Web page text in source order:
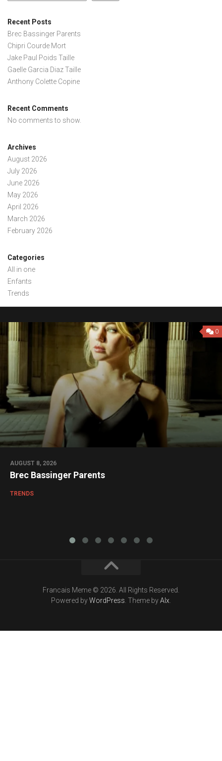
Recent Posts
Brec Bassinger Parents
Chipri Courde Mort
Jake Paul Poids Taille
Gaelle Garcia Diaz Taille
Anthony Colette Copine
Recent Comments
No comments to show.
Archives
August 2026
July 2026
June 2026
May 2026
April 2026
March 2026
February 2026
Categories
All in one
Enfants
Trends
0
AUGUST 8, 2026
Brec Bassinger Parents
TRENDS
Francais Meme © 2026. All Rights Reserved.
Powered byWordPress . Theme byAlx